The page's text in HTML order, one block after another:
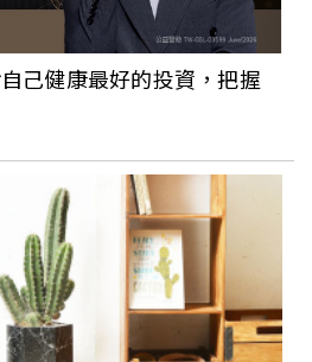
己健康最好的投資，把握